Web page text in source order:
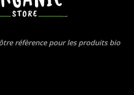
réfèrence pour les produits bio